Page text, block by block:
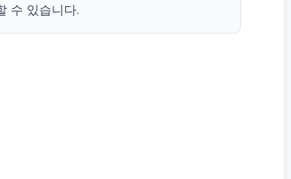
수 있습니다.